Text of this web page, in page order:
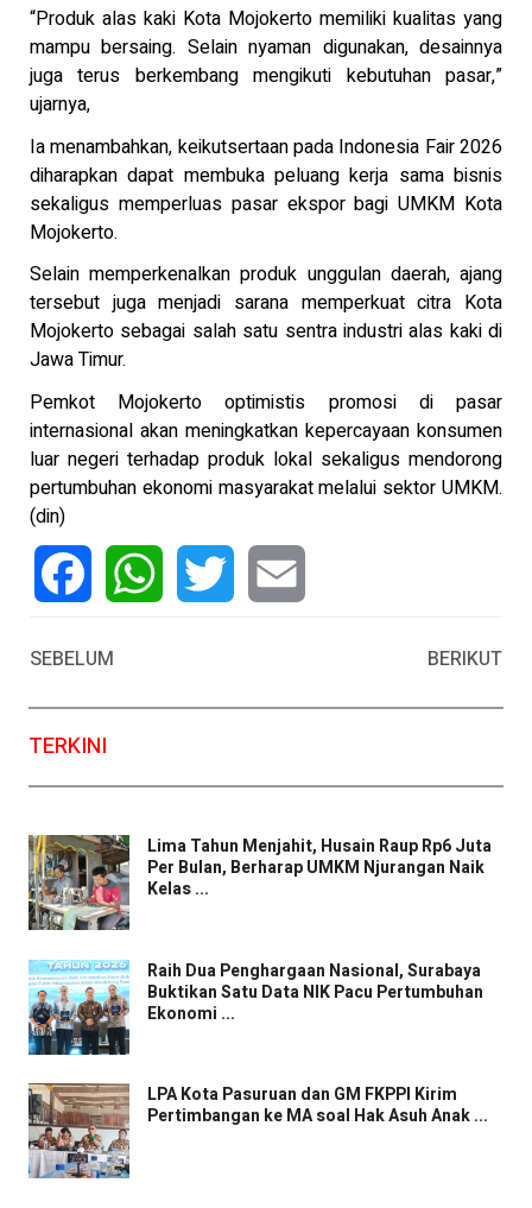
“Produk alas kaki Kota Mojokerto memiliki kualitas yang
mampu bersaing. Selain nyaman digunakan, desainnya
juga terus berkembang mengikuti kebutuhan pasar,”
ujarnya,
Ia menambahkan, keikutsertaan pada Indonesia Fair 2026
diharapkan dapat membuka peluang kerja sama bisnis
sekaligus memperluas pasar ekspor bagi UMKM Kota
Mojokerto.
Selain memperkenalkan produk unggulan daerah, ajang
tersebut juga menjadi sarana memperkuat citra Kota
Mojokerto sebagai salah satu sentra industri alas kaki di
Jawa Timur.
Pemkot Mojokerto optimistis promosi di pasar
internasional akan meningkatkan kepercayaan konsumen
luar negeri terhadap produk lokal sekaligus mendorong
pertumbuhan ekonomi masyarakat melalui sektor UMKM.
(din)
SEBELUM
BERIKUT
TERKINI
Lima Tahun Menjahit, Husain Raup Rp6 Juta
Per Bulan, Berharap UMKM Njurangan Naik
Kelas ...
Raih Dua Penghargaan Nasional, Surabaya
Buktikan Satu Data NIK Pacu Pertumbuhan
Ekonomi ...
LPA Kota Pasuruan dan GM FKPPI Kirim
Pertimbangan ke MA soal Hak Asuh Anak ...